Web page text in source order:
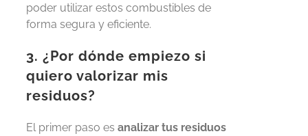
poder utilizar estos combustibles de
forma segura y eficiente.
3. ¿Por dónde empiezo si
quiero valorizar mis
residuos?
El primer paso es analizar tus residuos